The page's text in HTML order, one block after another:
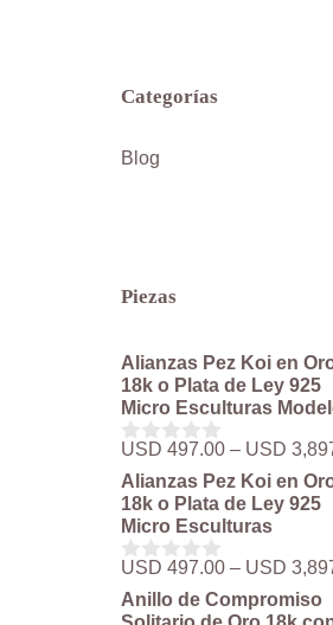
Categorías
Blog
Piezas
Alianzas Pez Koi en
18k o Plata de Ley 925
Micro Esculturas
0
d
e
5
USD 497.00 – USD
Alianzas Pez Koi en
18k o Plata de Ley 925
Micro Esculturas
0
d
e
USD 497.00 – USD
Anillo de Compromiso